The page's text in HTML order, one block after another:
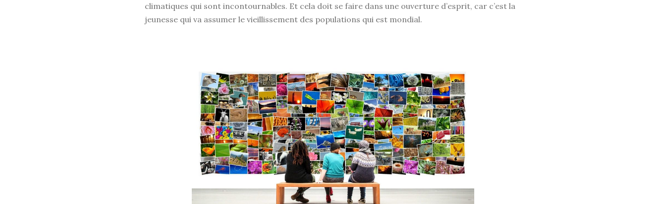
climatiques qui sont incontournables. Et cela doit se faire dans une ouverture d’esprit, car c’est la
jeunesse qui va assumer le vieillissement des populations qui est mondial.